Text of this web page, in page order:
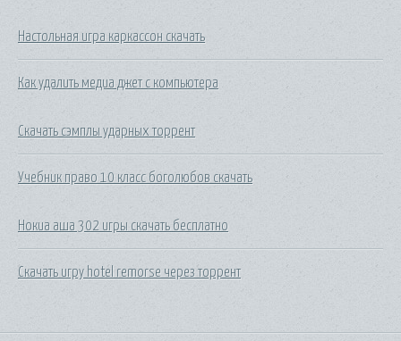
Настольная игра каркассон скачать
Как удалить медиа джет с компьютера
Скачать сэмплы ударных торрент
Учебник право 10 класс боголюбов скачать
Нокиа аша 302 игры скачать бесплатно
Скачать игру hotel remorse через торрент